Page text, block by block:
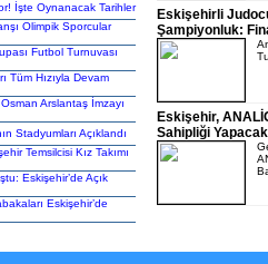
İşte Oynanacak Tarihler
Olimpik Sporcular
Futbol Turnuvası
Tüm Hızıyla Devam
Arslantaş İmzayı
Stadyumları Açıklandı
Temsilcisi Kız Takımı
Eskişehir’de Açık
Eskişehir’de
Eskişehirli
Şampiyonluk:
Eskişehir,
Sahipliği